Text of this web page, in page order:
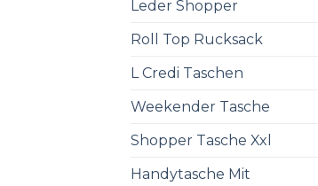
Leder Shopper
Roll Top Rucksack
L Credi Taschen
Weekender Tasche
Shopper Tasche Xxl
Handytasche Mit